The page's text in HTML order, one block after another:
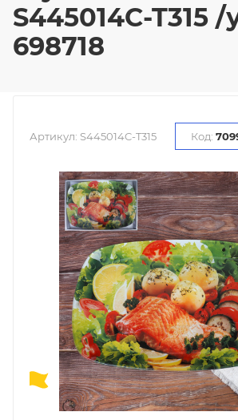
S445014C-T315 /
698718
Артикул: S445014C-T315 Код: